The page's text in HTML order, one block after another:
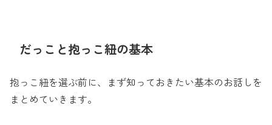
だっこと抱っこ紐の基本
抱っこ紐を選ぶ前に、まず知っておきたい基本のお話しを
まとめていきます。